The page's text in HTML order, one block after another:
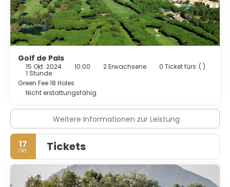
Golf de Pals
15 Okt. 2024 10:00 2 Erwachsene 0 Ticket fürs ( )
1 Stunde
Green Fee 18 Holes
Nicht erstattungsfähig
Weitere Informationen zur Leistung
17
Okt. Tickets